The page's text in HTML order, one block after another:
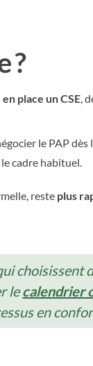
?
place un CSE,
le PAP dès
cadre habituel.
reste plus
choisissent
lecalendrier
en